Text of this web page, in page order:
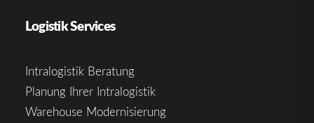
Logistik Services
Intralogistik Beratung
Planung Ihrer Intralogistik
Warehouse Modernisierung